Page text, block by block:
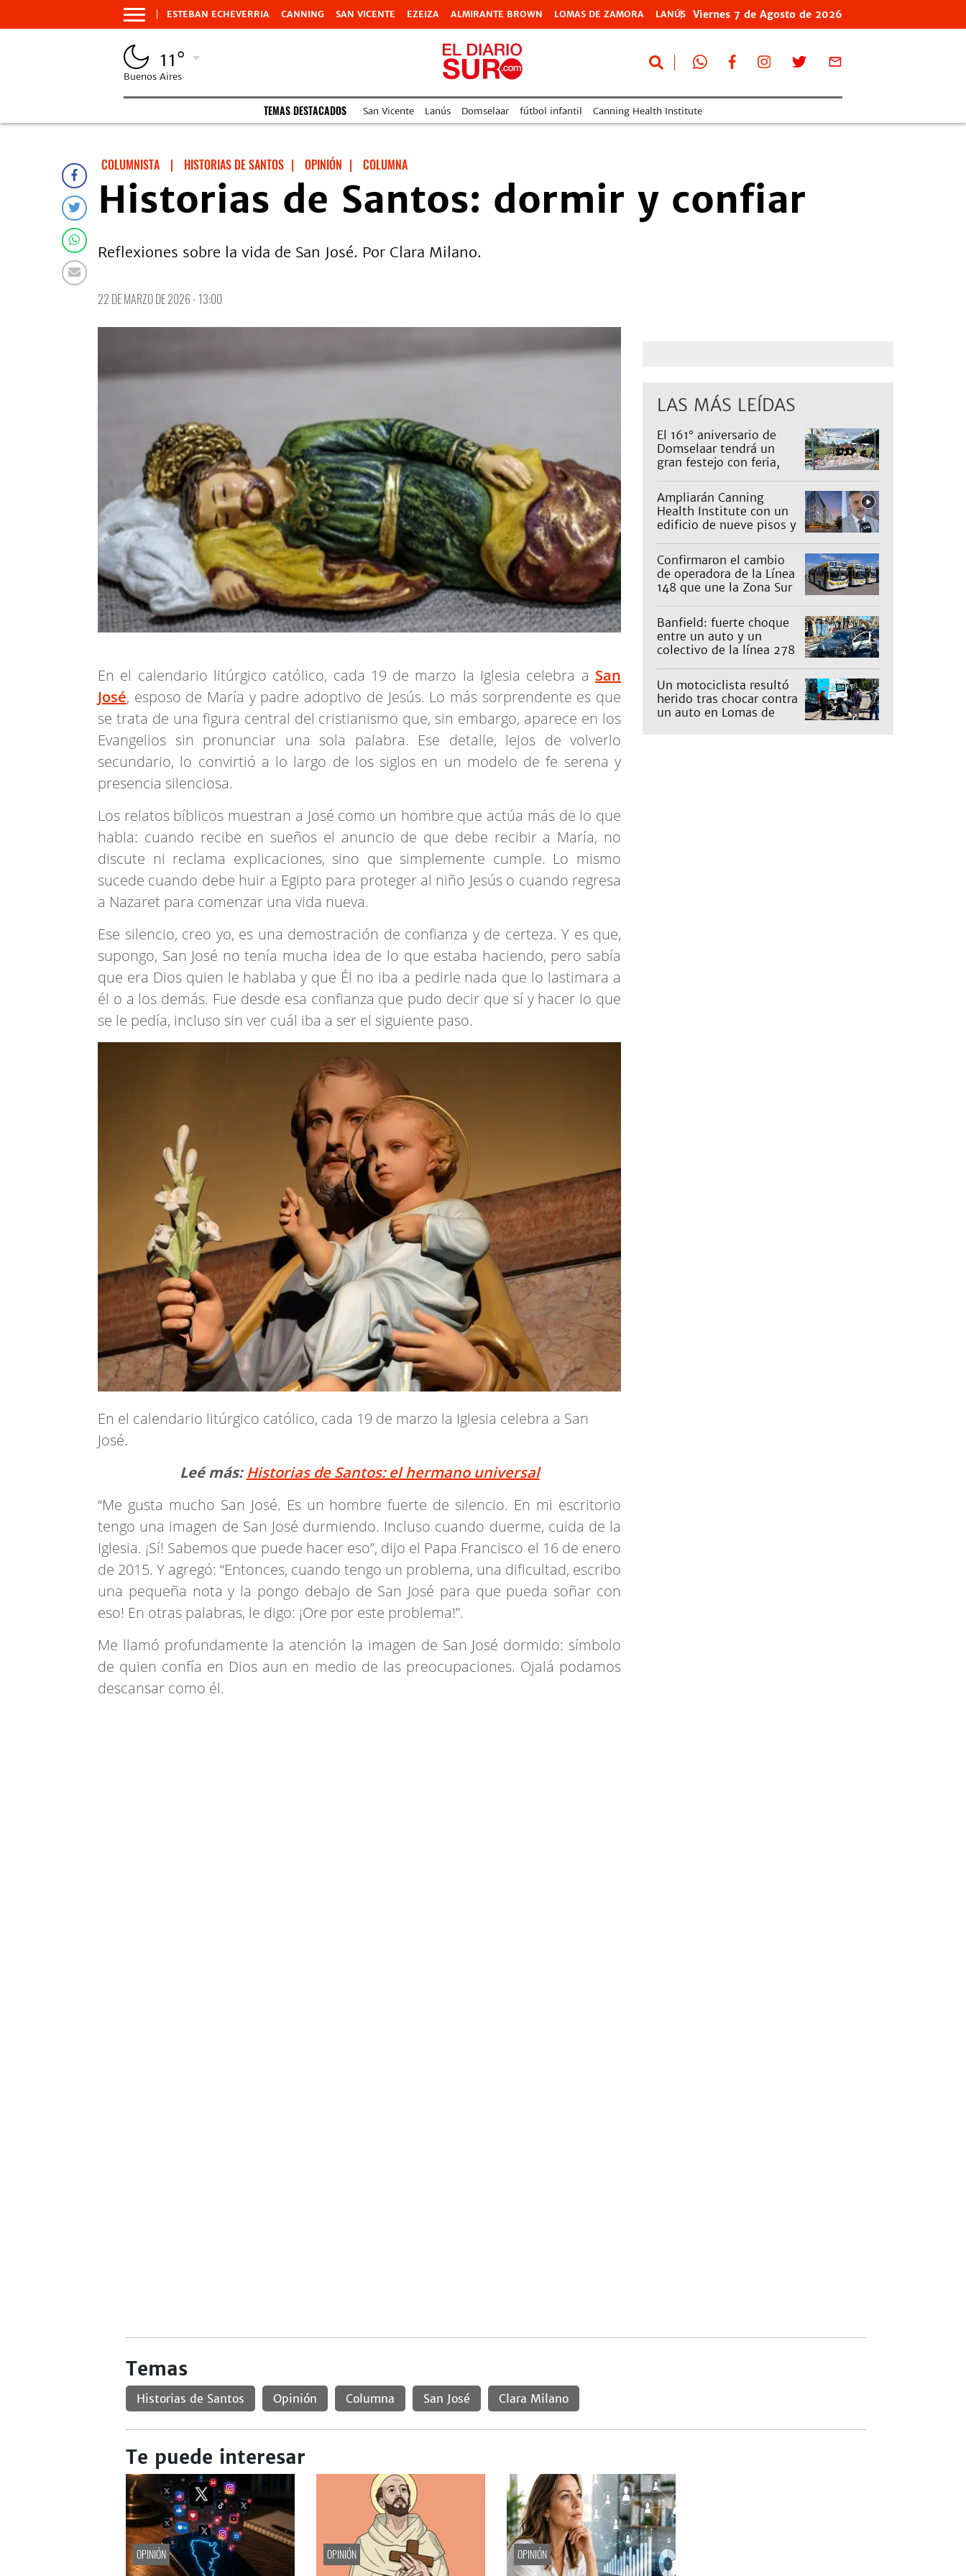
ESTEBAN ECHEVERRIA CANNING SAN VICENTE EZEIZA ALMIRANTE BROWN LOMAS DE ZAMORA LANÚS Viernes 7 de Agosto de 2026
11°
Buenos Aires
TEMAS DESTACADOS San Vicente Lanús Domselaar fútbol infantil Canning Health Institute
COLUMNISTA | HISTORIAS DE SANTOS | OPINIÓN | COLUMNA
Historias de Santos: dormir y confiar
Reflexiones sobre la vida de San José. Por Clara Milano.
22 DE MARZO DE 2026 - 13:00
En el calendario litúrgico católico, cada 19 de marzo la Iglesia celebra a San
José, esposo de María y padre adoptivo de Jesús. Lo más sorprendente es que
se trata de una figura central del cristianismo que, sin embargo, aparece en los
Evangelios sin pronunciar una sola palabra. Ese detalle, lejos de volverlo
secundario, lo convirtió a lo largo de los siglos en un modelo de fe serena y
presencia silenciosa.
Los relatos bíblicos muestran a José como un hombre que actúa más de lo que
habla: cuando recibe en sueños el anuncio de que debe recibir a María, no
discute ni reclama explicaciones, sino que simplemente cumple. Lo mismo
sucede cuando debe huir a Egipto para proteger al niño Jesús o cuando regresa
a Nazaret para comenzar una vida nueva.
Ese silencio, creo yo, es una demostración de confianza y de certeza. Y es que,
supongo, San José no tenía mucha idea de lo que estaba haciendo, pero sabía
que era Dios quien le hablaba y que Él no iba a pedirle nada que lo lastimara a
él o a los demás. Fue desde esa confianza que pudo decir que sí y hacer lo que
se le pedía, incluso sin ver cuál iba a ser el siguiente paso.
En el calendario litúrgico católico, cada 19 de marzo la Iglesia celebra a San
José.
Leé más: Historias de Santos: el hermano universal
“Me gusta mucho San José. Es un hombre fuerte de silencio. En mi escritorio
tengo una imagen de San José durmiendo. Incluso cuando duerme, cuida de la
Iglesia. ¡Sí! Sabemos que puede hacer eso”, dijo el Papa Francisco el 16 de enero
de 2015. Y agregó: “Entonces, cuando tengo un problema, una dificultad, escribo
una pequeña nota y la pongo debajo de San José para que pueda soñar con
eso! En otras palabras, le digo: ¡Ore por este problema!”.
Me llamó profundamente la atención la imagen de San José dormido: símbolo
de quien confía en Dios aun en medio de las preocupaciones. Ojalá podamos
descansar como él.
LAS MÁS LEÍDAS
El 161° aniversario de
Domselaar tendrá un
gran festejo con feria,
propuestas para niños
Ampliarán Canning
Health Institute con un
edificio de nueve pisos y
millones
Confirmaron el cambio
de operadora de la Línea
148 que une la Zona Sur
los recorridos
Banfield: fuerte choque
entre un auto y un
colectivo de la línea 278
Un motociclista resultó
herido tras chocar contra
un auto en Lomas de
Temas
Historias de Santos Opinión Columna San José Clara Milano
Te puede interesar
OPINIÓN OPINIÓN OPINIÓN